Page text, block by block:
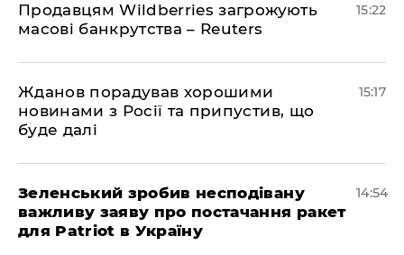
Продавцям Wildberries загрожують
масові банкрутства – Reuters
15:22
Жданов порадував хорошими
новинами з Росії та припустив, що
буде далі
15:17
Зеленський зробив несподівану
важливу заяву про постачання ракет
для Patriot в Україну
14:54